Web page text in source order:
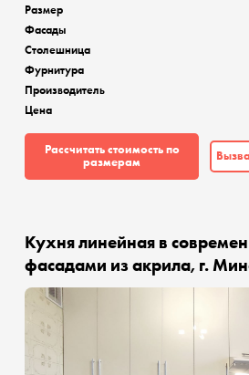
Размер
Фасады
Столешница
Фурнитура
Производитель
Цена
Рассчитать стоимость по
размерам
Кухня линейная в
фасадами из акрила, г.